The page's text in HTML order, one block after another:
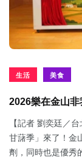
生活 美食
2026樂在金山
【記者 劉奕廷／
甘藷季」來了！金
劑，同時也是優秀